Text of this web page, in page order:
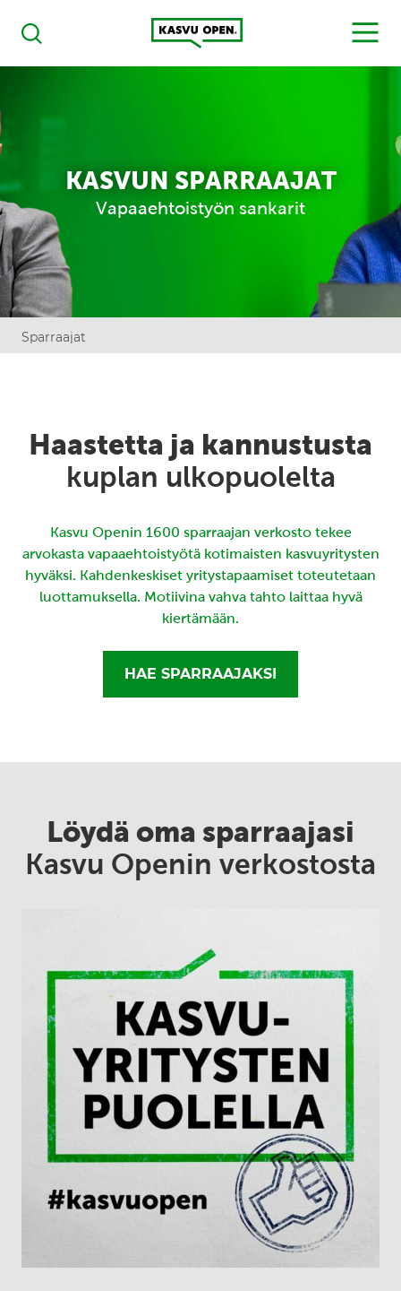
Haku
Kasvu Open
MENU
KASVUN SPARRAAJAT
Vapaaehtoistyön sankarit
Sparraajat
Haastetta ja kannustusta
kuplan ulkopuolelta
Kasvu Openin 1600 sparraajan verkosto tekee
arvokasta vapaaehtoistyötä kotimaisten kasvuyritysten
hyväksi. Kahdenkeskiset yritystapaamiset toteutetaan
luottamuksella. Motiivina vahva tahto laittaa hyvä
kiertämään.
HAE SPARRAAJAKSI
Löydä oma sparraajasi
Kasvu Openin verkostosta